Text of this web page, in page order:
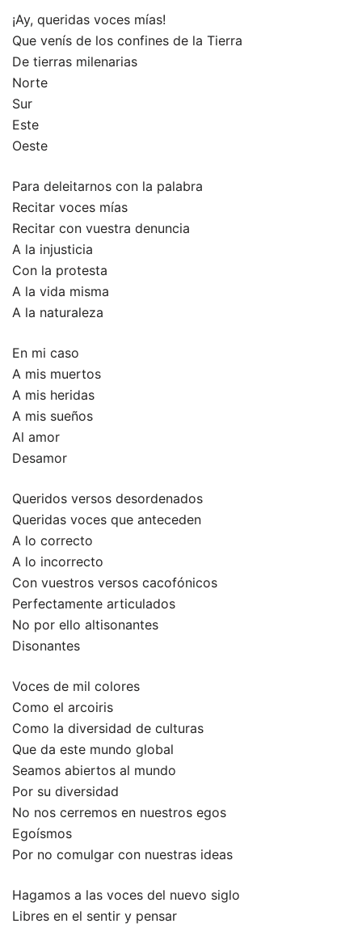
¡Ay, queridas voces mías!
Que venís de los confines de la Tierra
De tierras milenarias
Norte
Sur
Este
Oeste
Para deleitarnos con la palabra
Recitar voces mías
Recitar con vuestra denuncia
A la injusticia
Con la protesta
A la vida misma
A la naturaleza
En mi caso
A mis muertos
A mis heridas
A mis sueños
Al amor
Desamor
Queridos versos desordenados
Queridas voces que anteceden
A lo correcto
A lo incorrecto
Con vuestros versos cacofónicos
Perfectamente articulados
No por ello altisonantes
Disonantes
Voces de mil colores
Como el arcoiris
Como la diversidad de culturas
Que da este mundo global
Seamos abiertos al mundo
Por su diversidad
No nos cerremos en nuestros egos
Egoísmos
Por no comulgar con nuestras ideas
Hagamos a las voces del nuevo siglo
Libres en el sentir y pensar